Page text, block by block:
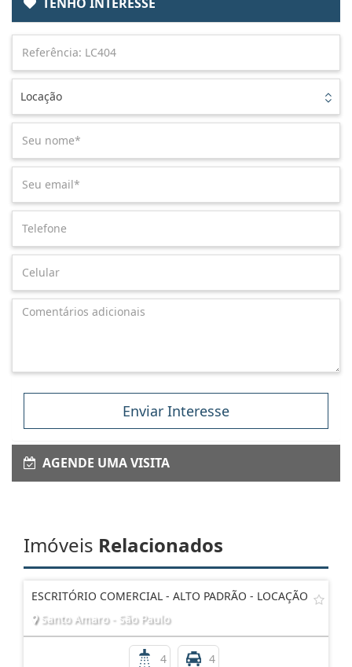
Locação
Enviar Interesse
AGENDE UMA VISITA
Imóveis Relacionados
ESCRITÓRIO COMERCIAL - ALTO PADRÃO - LOCAÇÃO
Santo Amaro - São Paulo
4 4